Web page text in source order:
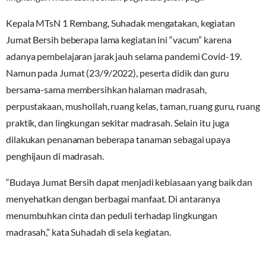
Kepala MTsN 1 Rembang, Suhadak mengatakan, kegiatan
Jumat Bersih beberapa lama kegiatan ini “vacum” karena
adanya pembelajaran jarak jauh selama pandemi Covid-19.
Namun pada Jumat (23/9/2022), peserta didik dan guru
bersama-sama membersihkan halaman madrasah,
perpustakaan, mushollah, ruang kelas, taman, ruang guru, ruang
praktik, dan lingkungan sekitar madrasah. Selain itu juga
dilakukan penanaman beberapa tanaman sebagai upaya
penghijaun di madrasah.
“Budaya Jumat Bersih dapat menjadi kebiasaan yang baik dan
menyehatkan dengan berbagai manfaat. Di antaranya
menumbuhkan cinta dan peduli terhadap lingkungan
madrasah,” kata Suhadah di sela kegiatan.